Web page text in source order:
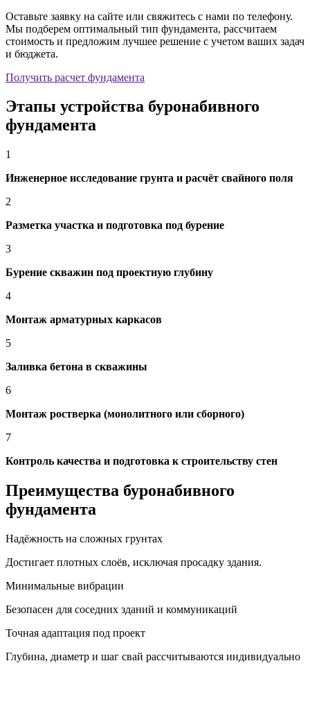
Оставьте заявку на сайте или свяжитесь с нами по телефону.
Мы подберем оптимальный тип фундамента, рассчитаем
стоимость и предложим лучшее решение с учетом ваших задач
и бюджета.
Получить расчет фундамента
Этапы устройства буронабивного
фундамента
1
Инженерное исследование грунта и расчёт свайного поля
2
Разметка участка и подготовка под бурение
3
Бурение скважин под проектную глубину
4
Монтаж арматурных каркасов
5
Заливка бетона в скважины
6
Монтаж ростверка (монолитного или сборного)
7
Контроль качества и подготовка к строительству стен
Преимущества буронабивного
фундамента
Надёжность на сложных грунтах
Достигает плотных слоёв, исключая просадку здания.
Минимальные вибрации
Безопасен для соседних зданий и коммуникаций
Точная адаптация под проект
Глубина, диаметр и шаг свай рассчитываются индивидуально